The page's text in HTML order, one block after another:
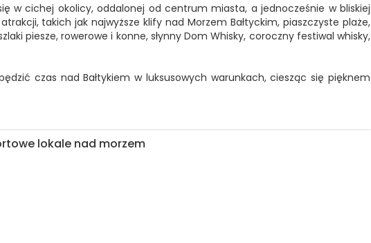
w cichej okolicy, oddalonej od centrum miasta, a jednocześnie w bliskiej
takich jak najwyższe klify nad Morzem Bałtyckim, piaszczyste plaże,
piesze, rowerowe i konne, słynny Dom Whisky, coroczny festiwal whisky,
czas nad Bałtykiem w luksusowych warunkach, ciesząc się pięknem
lokale nad morzem